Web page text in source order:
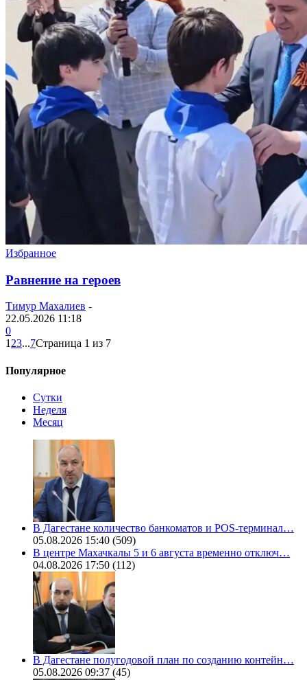
Избранное
Равнение на героев
Тимур Махалиев -
22.05.2026 11:18
0
1 23...7Страница 1 из 7
Популярное
Сутки
Неделя
Месяц
В Дагестане количество банкоматов и POS-терминал…
05.08.2026 15:40 (509)
В центре Махачкалы 5 и 6 августа временно отключ…
04.08.2026 17:50 (112)
В Дагестане полугодовой план по созданию контейн…
05.08.2026 09:37 (45)